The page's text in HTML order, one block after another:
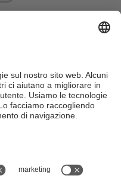
per chi desidera vivere il
consigli autentici, alloggi e
aggiornamento dei
verificare chiedendo